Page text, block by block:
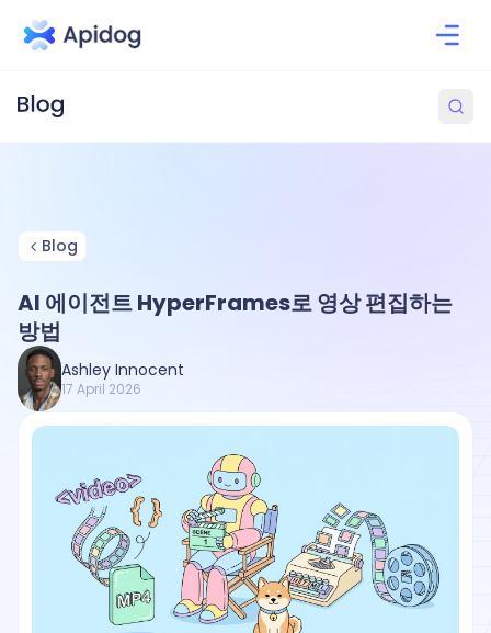
Blog
AI 에이전트 HyperFrames로 영상 편집하는
방법
Ashley Innocent
17 April 2026